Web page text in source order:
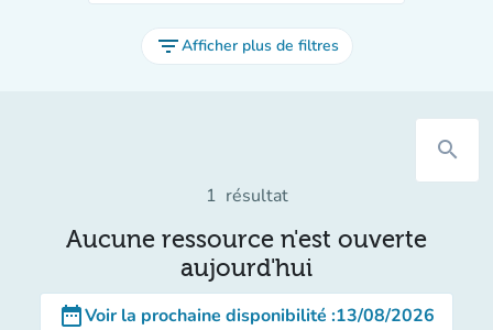
filter_listAfficher plus de filtres
search
1 résultat
Aucune ressource n'est ouverte
aujourd'hui
date_rangeVoir la prochaine disponibilité :13/08/2026